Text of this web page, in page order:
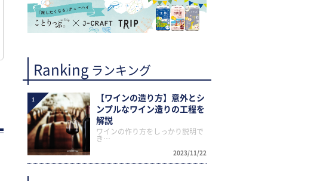
Ranking ランキング
1
【ワインの造り方】意外とシ
ンプルなワイン造りの工程を
解説
2023/11/22
ワインの作り方をしっかり説明で
き…